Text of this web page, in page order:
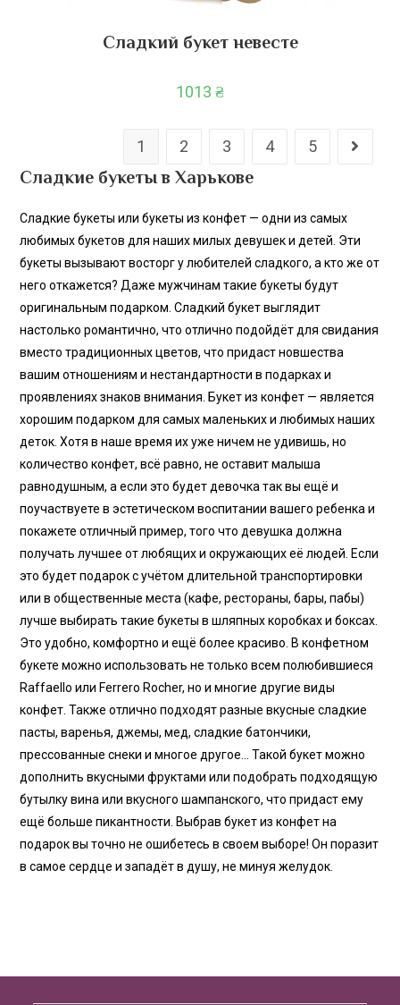
Сладкий букет невесте
1013 ₴
1 2 3 4 5
Сладкие букеты в Харькове
Сладкие букеты или букеты из конфет — одни из самых
любимых букетов для наших милых девушек и детей. Эти
букеты вызывают восторг у любителей сладкого, а кто же от
него откажется? Даже мужчинам такие букеты будут
оригинальным подарком. Сладкий букет выглядит
настолько романтично, что отлично подойдёт для свидания
вместо традиционных цветов, что придаст новшества
вашим отношениям и нестандартности в подарках и
проявлениях знаков внимания. Букет из конфет — является
хорошим подарком для самых маленьких и любимых наших
деток. Хотя в наше время их уже ничем не удивишь, но
количество конфет, всё равно, не оставит малыша
равнодушным, а если это будет девочка так вы ещё и
поучаствуете в эстетическом воспитании вашего ребенка и
покажете отличный пример, того что девушка должна
получать лучшее от любящих и окружающих её людей. Если
это будет подарок с учётом длительной транспортировки
или в общественные места (кафе, рестораны, бары, пабы)
лучше выбирать такие букеты в шляпных коробках и боксах.
Это удобно, комфортно и ещё более красиво. В конфетном
букете можно использовать не только всем полюбившиеся
Raffaello или Ferrero Roсher, но и многие другие виды
конфет. Также отлично подходят разные вкусные сладкие
пасты, варенья, джемы, мед, сладкие батончики,
прессованные снеки и многое другое… Такой букет можно
дополнить вкусными фруктами или подобрать подходящую
бутылку вина или вкусного шампанского, что придаст ему
ещё больше пикантности. Выбрав букет из конфет на
подарок вы точно не ошибетесь в своем выборе! Он поразит
в самое сердце и западёт в душу, не минуя желудок.